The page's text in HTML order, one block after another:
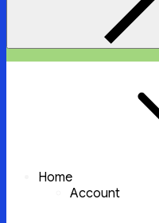
Home
Account